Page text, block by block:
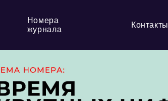
Номера
журнала
Контакты